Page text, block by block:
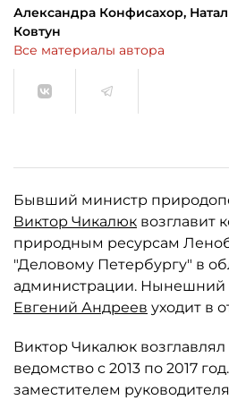
Александра Конфисахор,
Ковтун
Все материалы автора
Бывший министр
Виктор Чикалюк возглавит
природным ресурсам
"Деловому Петербургу" в
администрации. Нынешний
Евгений Андреев уходит в
Виктор Чикалюк возглавлял
ведомство с 2013 по 2017
заместителем